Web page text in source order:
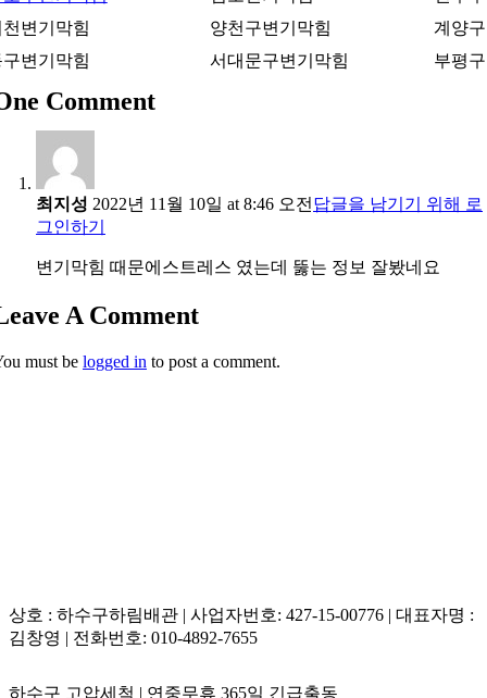
변기막힘
양천구변기막힘
계양
변기막힘
서대문구변기막힘 부평
Comment
최지성 2022년 11월 10일 at 8:46 오전 답글을 남기기 위해 로
그인하기
변기막힘 때문에스트레스 였는데 뚫는 정보 잘봤네요
A Comment
must be logged in to post a comment.
상호 : 하수구하림배관 | 사업자번호: 427-15-00776 | 대표자명 :
김창영 | 전화번호: 010-4892-7655
하수구 고압세척 | 연중무휴 365일 긴급출동